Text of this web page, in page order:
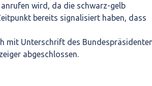
wird, da die schwarz-gelb
bereits signalisiert haben, dass
mit Unterschrift des
abgeschlossen.